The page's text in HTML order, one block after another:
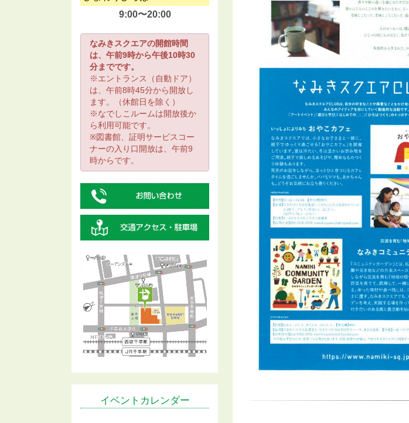
9:00〜20:00
なみきスクエアの開館時間
は、午前9時から午後10時30
分までです。
※エントランス（自動ドア）
は、午前8時45分から開放し
ます。（休館日を除く）
※なでしこルームは開放後か
ら利用可能です。
※図書館、証明サービスコー
ナーの入り口開放は、午前9
時からです。
イベントカレンダー